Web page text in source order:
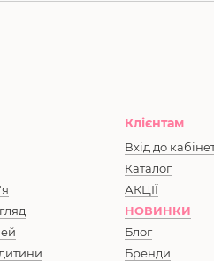
Клієнтам
Вхід до
Каталог
АКЦІЇ
НОВИНКИ
Блог
Бренди